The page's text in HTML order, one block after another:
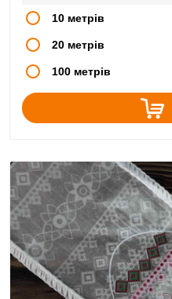
10 метрів
20 метрів
100 метрів